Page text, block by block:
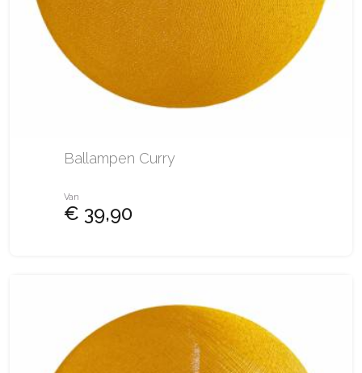
Ballampen Curry
Van
€ 39,90